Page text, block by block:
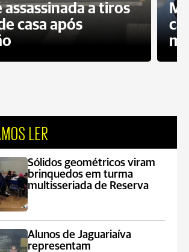
assassinada a tiros
casa após
LER
Sólidos geométricos viram
brinquedos em turma
multisseriada de Reserva
Alunos de Jaguariaíva
representam